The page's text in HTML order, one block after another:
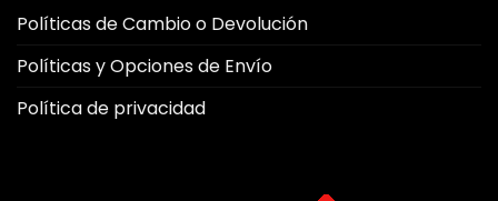
Políticas de Cambio o Devolución
Políticas y Opciones de Envío
Política de privacidad